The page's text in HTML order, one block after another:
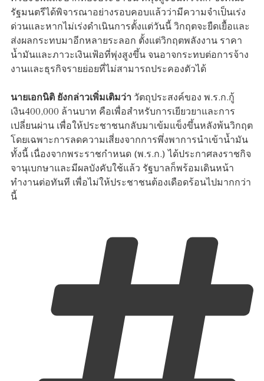
รัฐมนตรีได้พิจารณาอย่างรอบคอบแล้วว่ามีความจำเป็นเร่ง
ด่วนและหากไม่เร่งดำเนินการตั้งแต่วันนี้ วิกฤตจะยืดเยื้อและ
ส่งผลกระทบมาอีกหลายระลอก ตั้งแต่วิกฤตพลังงาน ราคา
น้ำมันและภาวะเงินเฟ้อที่พุ่งสูงขึ้น จนอาจกระทบต่อการจ้าง
งานและธุรกิจรายย่อยที่ไม่สามารถประคองตัวได้
นายเอกนิติ ยังกล่าวเพิ่มเติมว่า วัตถุประสงค์ของ พ.ร.ก.กู้
เงิน400,000 ล้านบาท คือเพื่อสำหรับการเยียวยาและการ
เปลี่ยนผ่าน เพื่อให้ประชาชนกลับมาเข้มแข็งขึ้นหลังพ้นวิกฤต
โดยเฉพาะการลดความเสี่ยงจากการพึ่งพาการนำเข้าน้ำมัน
ทั้งนี้ เนื่องจากพระราชกำหนด (พ.ร.ก.) ได้ประกาศลงราชกิจ
จานุเบกษาและมีผลบังคับใช้แล้ว รัฐบาลก็พร้อมเดินหน้า
ทำงานต่อทันที เพื่อไม่ให้ประชาชนต้องเดือดร้อนไปมากกว่า
นี้